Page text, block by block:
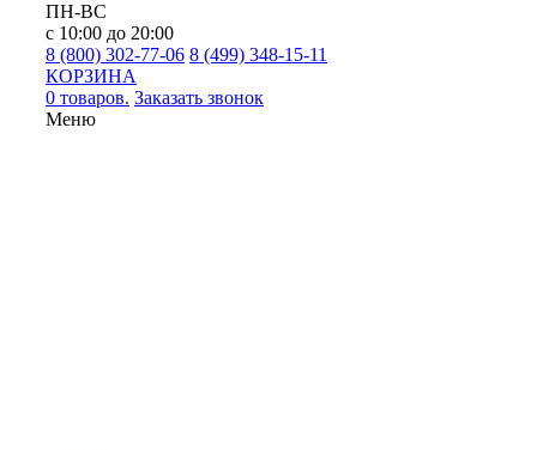
ПН-ВС
с 10:00 до 20:00
8 (800) 302-77-06 8 (499) 348-15-11
КОРЗИНА
0 товаров. Заказать звонок
Меню